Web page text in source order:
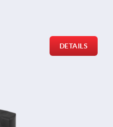
DETAILS